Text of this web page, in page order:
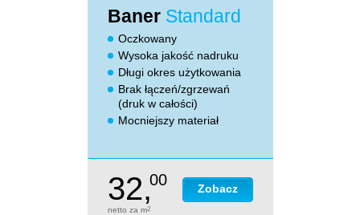
Baner Standard
Oczkowany
Wysoka jakość nadruku
Długi okres użytkowania
Brak łączeń/zgrzewań
(druk w całości)
Mocniejszy materiał
Zobacz
32,00
netto za m2